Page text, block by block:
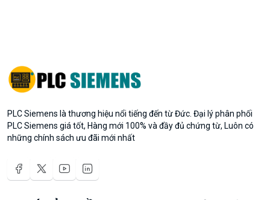
PLC Siemens là thương hiệu nổi tiếng đến từ Đức. Đại lý phân phối
PLC Siemens giá tốt, Hàng mới 100% và đầy đủ chứng từ, Luôn có
những chính sách ưu đãi mới nhất